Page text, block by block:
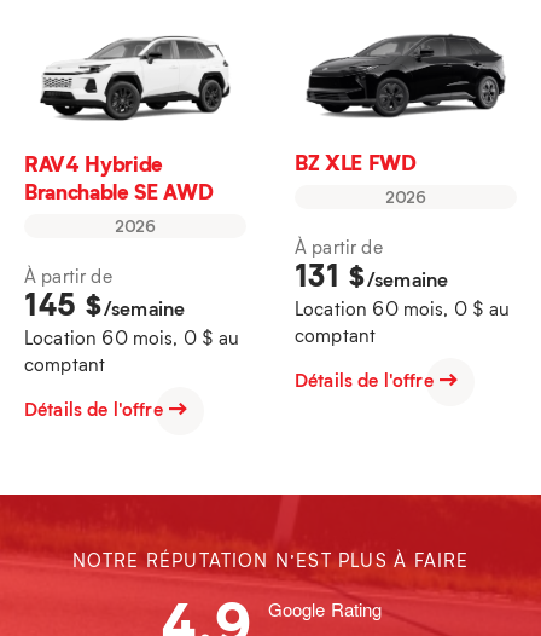
RAV4 Hybride
Branchable SE AWD
2026
À partir de
145 $/semaine
Location 60 mois, 0 $ au
comptant
Détails de l'offre
BZ XLE FWD
2026
À partir de
131 $/semaine
Location 60 mois, 0 $ au
comptant
Détails de l'offre
NOTRE RÉPUTATION N’EST PLUS À FAIRE
Google Rating
4.9